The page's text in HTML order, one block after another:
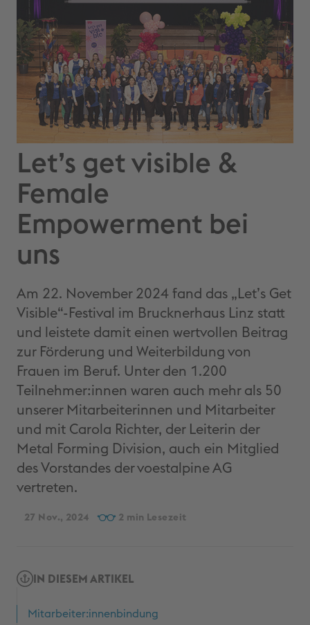
Let’s get visible &
Female
Empowerment bei
uns
Am 22. November 2024 fand das „Let’s Get
Visible“-Festival im Brucknerhaus Linz statt
und leistete damit einen wertvollen Beitrag
zur Förderung und Weiterbildung von
Frauen im Beruf. Unter den 1.200
Teilnehmer:innen waren auch mehr als 50
unserer Mitarbeiterinnen und Mitarbeiter
und mit Carola Richter, der Leiterin der
Metal Forming Division, auch ein Mitglied
des Vorstandes der voestalpine AG
vertreten.
27 Nov., 2024 2
IN DIESEM ARTIKEL
Mitarbeiter:innenbindung